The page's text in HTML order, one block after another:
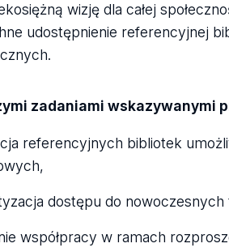
wizję dla całej
udostępnienie referencyjnej
zadaniami wskazywanymi
referencyjnych bibliotek
dostępu do nowoczesnych
współpracy w ramach